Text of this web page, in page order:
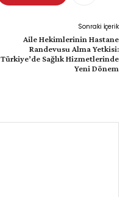
Sonraki İçerik
Aile Hekimlerinin Hastane
Randevusu Alma Yetkisi:
Türkiye’de Sağlık Hizmetlerinde
Yeni Dönem